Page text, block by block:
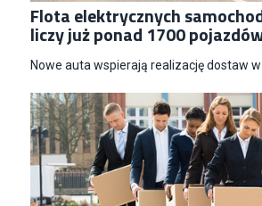
Flota elektrycznych
liczy już ponad 1700
Nowe auta wspierają realizację dostaw w